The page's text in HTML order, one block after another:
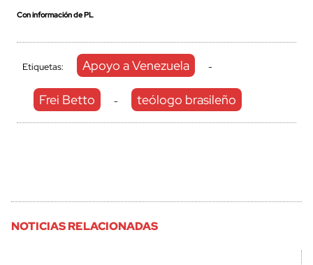
Con información de PL
Etiquetas: Apoyo a Venezuela -
Frei Betto - teólogo brasileño
NOTICIAS RELACIONADAS